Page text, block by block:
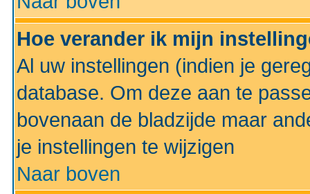
Hoe verander ik mijn
Al uw instellingen (indien je
database. Om deze aan te
bovenaan de bladzijde maar
je instellingen te wijzigen
Naar boven